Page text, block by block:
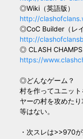
◎Wiki（英語版）
http://
◎CoC Builder（レ
http://
◎ CLASH CHAMPS
https://
◎どんなゲーム？
村を作ってユニッ
ヤーの村を攻めた
等はない。
・次スレは>>970